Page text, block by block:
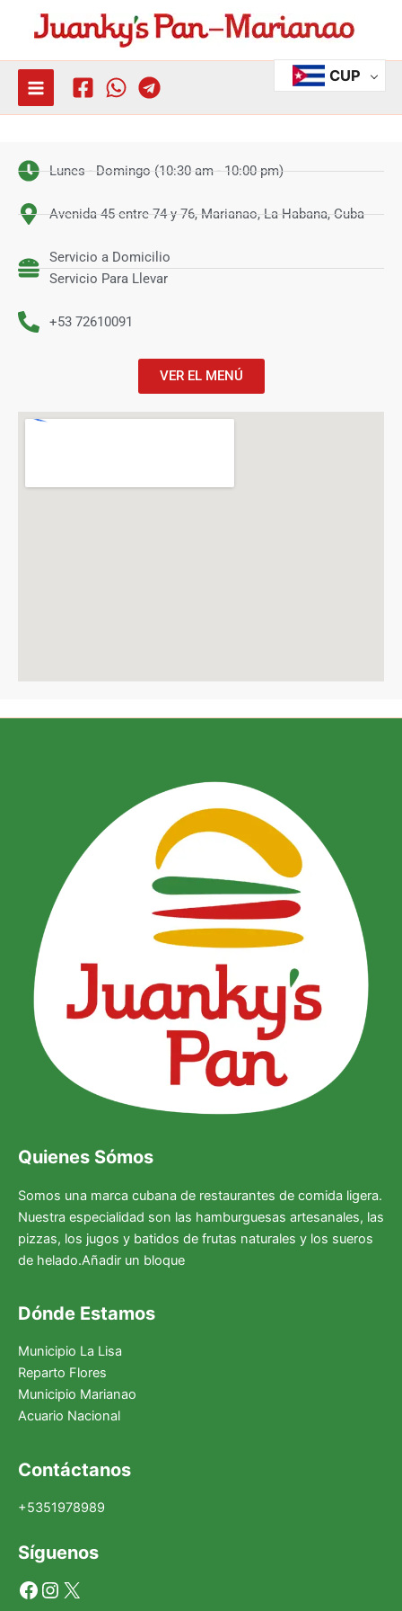
CUP
Lunes - Domingo (10:30 am - 10:00 pm)
Avenida 45 entre 74 y 76, Marianao, La Habana, Cuba
Servicio a Domicilio
Servicio Para Llevar
+53 72610091
VER EL MENÚ
Quienes Sómos
Somos una marca cubana de restaurantes de comida ligera.
Nuestra especialidad son las hamburguesas artesanales, las
pizzas, los jugos y batidos de frutas naturales y los sueros
de helado.Añadir un bloque
Dónde Estamos
Municipio La Lisa
Reparto Flores
Municipio Marianao
Acuario Nacional
Contáctanos
+5351978989
Síguenos
Facebook
Instagram
X